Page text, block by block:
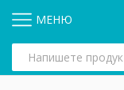
МЕНЮ